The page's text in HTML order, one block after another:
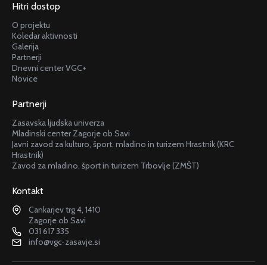
Hitri dostop
O projektu
Koledar aktivnosti
Galerija
Partnerji
Dnevni center VGC+
Novice
Partnerji
Zasavska ljudska univerza
Mladinski center Zagorje ob Savi
Javni zavod za kulturo, šport, mladino in turizem Hrastnik (KRC
Hrastnik)
Zavod za mladino, šport in turizem Trbovlje (ZMŠT)
Kontakt
Cankarjev trg 4, 1410
Zagorje ob Savi
031 617 335
info@vgc-zasavje.si